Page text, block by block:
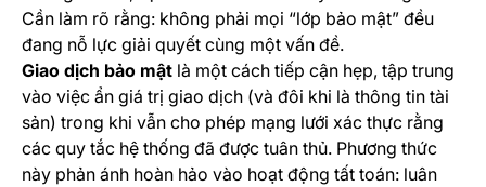
Cần làm rõ rằng: không phải mọi “lớp bảo mật” đều
đang nỗ lực giải quyết cùng một vấn đề.
Giao dịch bảo mật là một cách tiếp cận hẹp, tập trung
vào việc ẩn giá trị giao dịch (và đôi khi là thông tin tài
sản) trong khi vẫn cho phép mạng lưới xác thực rằng
các quy tắc hệ thống đã được tuân thủ. Phương thức
này phản ánh hoàn hảo vào hoạt động tất toán: luân